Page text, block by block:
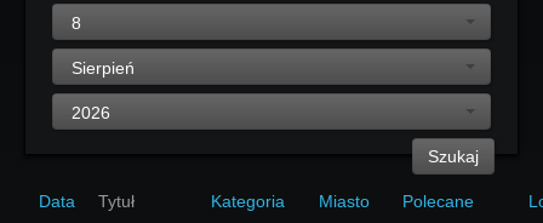
8
Sierpień
2026
Szukaj
Data Tytuł Kategoria Miasto Polecane